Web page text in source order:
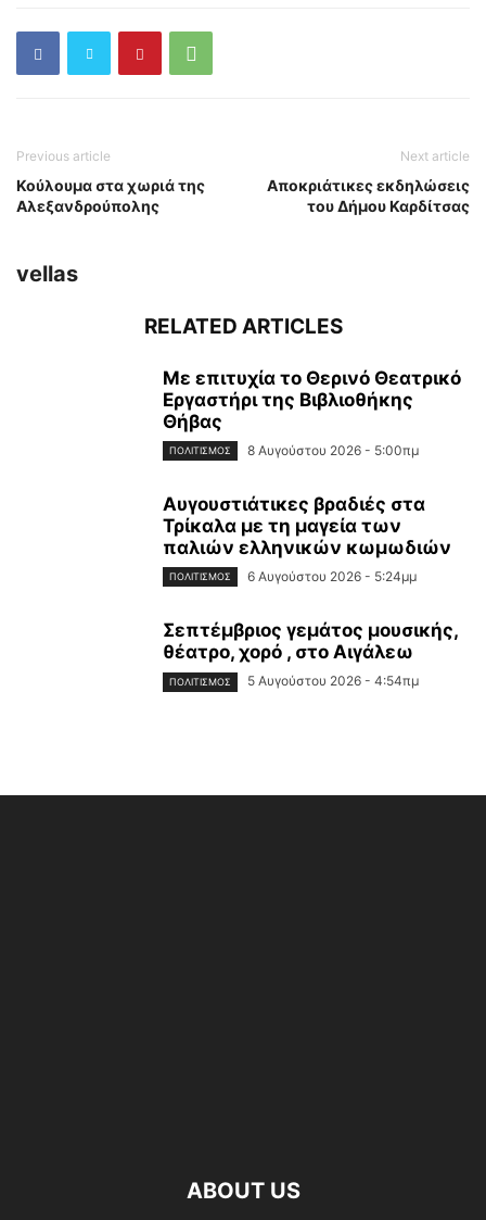
Previous article
Κούλουμα στα χωριά της
Αλεξανδρούπολης
Next article
Aποκριάτικες εκδηλώσεις
του Δήμου Καρδίτσας
vellas
RELATED ARTICLES
Με επιτυχία το Θερινό Θεατρικό
Εργαστήρι της Βιβλιοθήκης
Θήβας
ΠΟΛΙΤΙΣΜΌΣ 8 Αυγούστου 2026 - 5:00πμ
Αυγουστιάτικες βραδιές στα
Τρίκαλα με τη μαγεία των
παλιών ελληνικών κωμωδιών
ΠΟΛΙΤΙΣΜΌΣ 6 Αυγούστου 2026 - 5:24μμ
Σεπτέμβριος γεμάτος μουσικής,
θέατρο, χορό , στο Αιγάλεω
ΠΟΛΙΤΙΣΜΌΣ 5 Αυγούστου 2026 - 4:54πμ
ABOUT US